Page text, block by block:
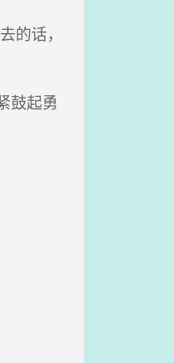
的话，
鼓起勇